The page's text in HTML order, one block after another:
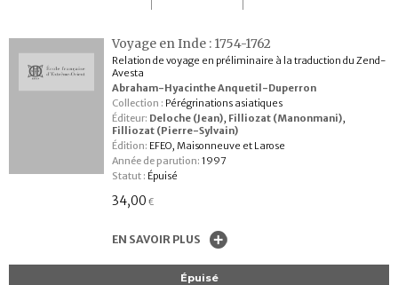
Voyage en Inde : 1754-1762
Relation de voyage en préliminaire à la traduction du Zend-
Avesta
Abraham-Hyacinthe Anquetil-Duperron
Collection : Pérégrinations asiatiques
Éditeur: Deloche (Jean), Filliozat (Manonmani),
Filliozat (Pierre-Sylvain)
Édition: EFEO, Maisonneuve et Larose
Année de parution: 1997
Statut : Épuisé
34,00 €
EN SAVOIR PLUS
Épuisé